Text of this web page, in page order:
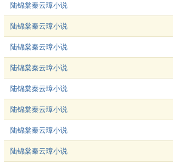
陆锦棠秦云璋小说
陆锦棠秦云璋小说
陆锦棠秦云璋小说
陆锦棠秦云璋小说
陆锦棠秦云璋小说
陆锦棠秦云璋小说
陆锦棠秦云璋小说
陆锦棠秦云璋小说